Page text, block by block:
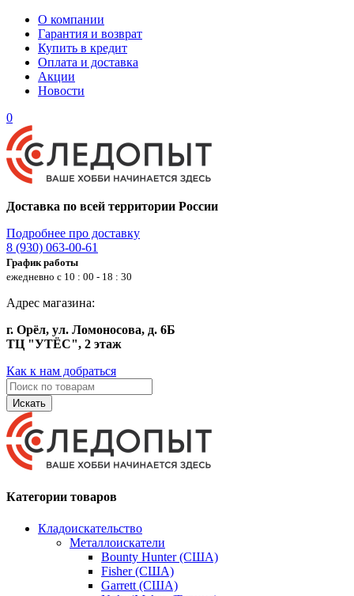
О компании
Гарантия и возврат
Купить в кредит
Оплата и доставка
Акции
Новости
0
Доставка по всей территории России
Подробнее про доставку
8 (930) 063-00-61
График работы
ежедневно с 10 : 00 - 18 : 30
Адрес магазина:
г. Орёл, ул. Ломоносова, д. 6Б
ТЦ "УТЁС", 2 этаж
Как к нам добраться
Искать
Категории товаров
Кладоискательство
Металлоискатели
Bounty Hunter (США)
Fisher (США)
Garrett (США)